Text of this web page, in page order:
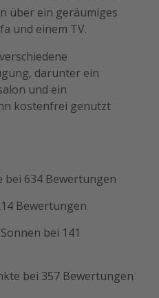
über ein geräumiges
und einem TV.
darunter ein
und ein
kostenfrei genutzt
bei 634 Bewertungen
Bewertungen
bei 141
bei 357 Bewertungen